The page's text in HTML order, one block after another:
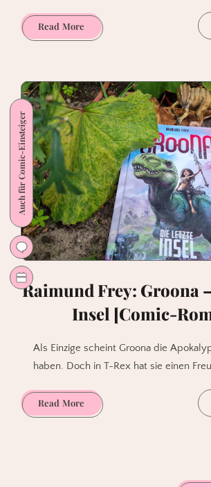
Read MoreStar
Wars
kompletten
Comicstrips
Band
1
Auch für Comic-Einsteiger
Raimund Frey: Groona
Insel [Comic-
Als Einzige scheint Groona die
haben. Doch in T-Rex hat sie einen
Read MoreRaimund
Frey: